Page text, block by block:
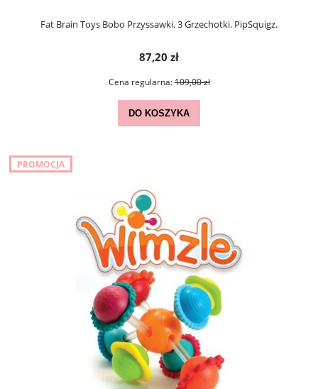
Fat Brain Toys Bobo Przyssawki. 3 Grzechotki. PipSquigz.
87,20 zł
Cena regularna:109,00 zł
DO KOSZYKA
PROMOCJA